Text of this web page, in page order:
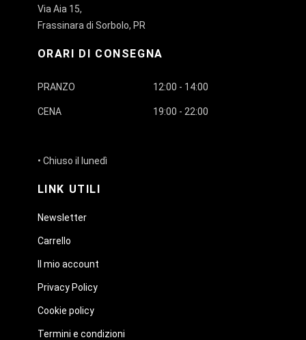
Via Aia 15,
Frassinara di Sorbolo, PR
ORARI DI CONSEGNA
PRANZO 12:00 - 14:00
CENA 19:00 - 22:00
• Chiuso il lunedì
LINK UTILI
Newsletter
Carrello
Il mio account
Privacy Policy
Cookie policy
Termini e condizioni